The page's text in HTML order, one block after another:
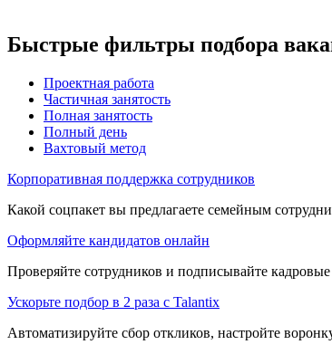
Быстрые фильтры подбора
Проектная работа
Частичная занятость
Полная занятость
Полный день
Вахтовый метод
Корпоративная поддержка сотрудников
Какой соцпакет вы предлагаете семейным
Оформляйте кандидатов онлайн
Проверяйте сотрудников и подписывайте
Ускорьте подбор в 2 раза с Talantix
Автоматизируйте сбор откликов, настройте